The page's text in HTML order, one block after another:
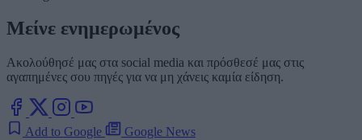
Μείνε ενημερωμένος
Ακολούθησέ μας στα social media και πρόσθεσέ μας στις
αγαπημένες σου πηγές για να μη χάνεις καμία είδηση.
Add to Google Google News